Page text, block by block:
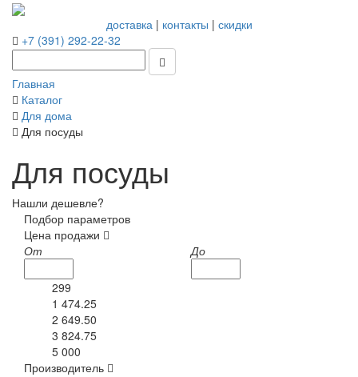
доставка| контакты | скидки
+7 (391) 292-22-32
Главная
Каталог
Для дома
Для посуды
Для посуды
Нашли дешевле?
Подбор параметров
Цена продажи
От
До
299
1 474.25
2 649.50
3 824.75
5 000
Производитель